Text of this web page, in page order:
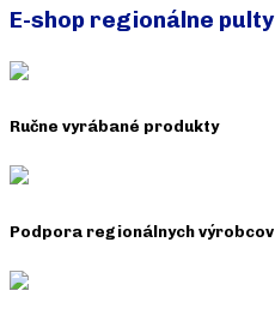
E-shop regionálne pulty
Ručne vyrábané produkty
Podpora regionálnych výrobcov